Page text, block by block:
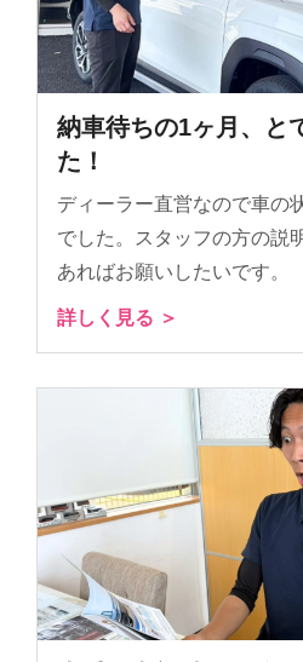
納車待ちの1ヶ月、と
た！
ディーラー直営なので車の
でした。スタッフの方の説
あればお願いしたいです。
詳しく見る ＞